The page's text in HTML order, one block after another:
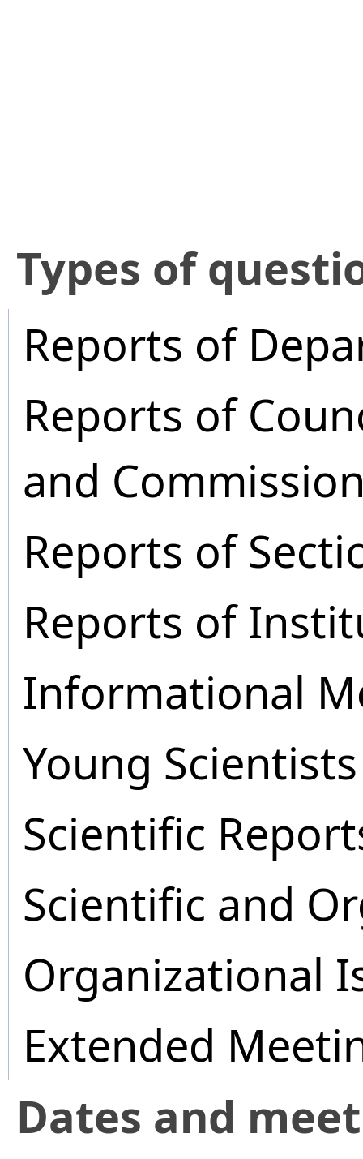
​Types of
Reports of
Reports of
and
Reports of
Reports of
Informational
Young
Scientific
Scientific and
Organizational
Extended
Dates and